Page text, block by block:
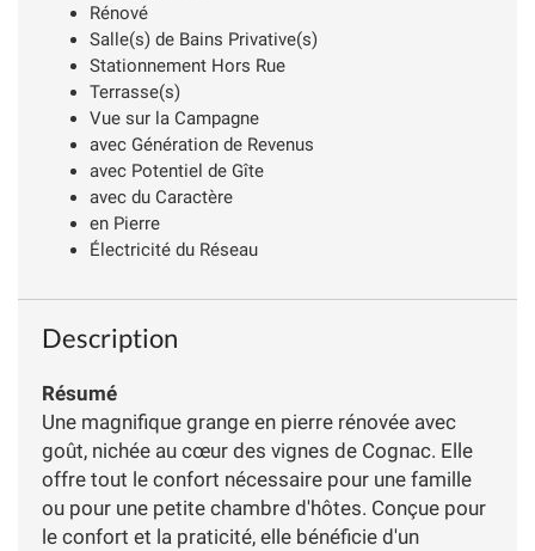
Rénové
Salle(s) de Bains Privative(s)
Stationnement Hors Rue
Terrasse(s)
Vue sur la Campagne
avec Génération de Revenus
avec Potentiel de Gîte
avec du Caractère
en Pierre
Électricité du Réseau
Description
Résumé
Une magnifique grange en pierre rénovée avec
goût, nichée au cœur des vignes de Cognac. Elle
offre tout le confort nécessaire pour une famille
ou pour une petite chambre d'hôtes. Conçue pour
le confort et la praticité, elle bénéficie d'un